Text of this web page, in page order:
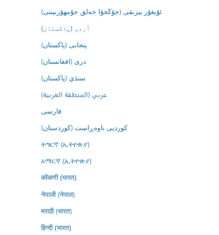
ئۇيغۇر يېزىقى (جۇڭخۇا خەلق جۇمھۇرىيىتى)
اُردو (پاکستان)
پنجابی (پاکستان)
درى (افغانستان)
سنڌي (پاکستان)
عربي (المنطقة العربية)
فارسى
کوردیی ناوەڕاست (کوردستان)
ትግርኛ (ኢትዮጵያ)
አማርኛ (ኢትዮጵያ)
कोंकणी (भारत)
नेपाली (नेपाल)
मराठी (भारत)
हिन्दी (भारत)